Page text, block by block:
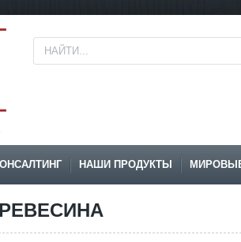
НАШИ ПРОДУКТЫ